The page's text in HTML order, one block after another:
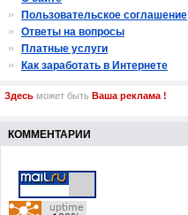
Пользовательское соглашение
Ответы на вопросы
Платные услуги
Как заработать в Интернете
Здесь может быть Ваша реклама !
КОММЕНТАРИИ